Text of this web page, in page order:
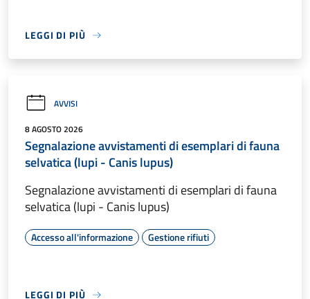
LEGGI DI PIÙ
AVVISI
8 AGOSTO 2026
Segnalazione avvistamenti di esemplari di fauna
selvatica (lupi - Canis lupus)
Segnalazione avvistamenti di esemplari di fauna
selvatica (lupi - Canis lupus)
Accesso all'informazione Gestione rifiuti
LEGGI DI PIÙ